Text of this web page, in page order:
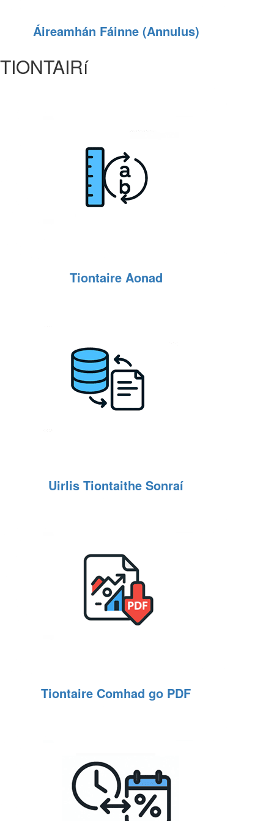
Áireamhán Fáinne (Annulus)
TIONTAIRí
Tiontaire Aonad
Uirlis Tiontaithe Sonraí
Tiontaire Comhad go PDF